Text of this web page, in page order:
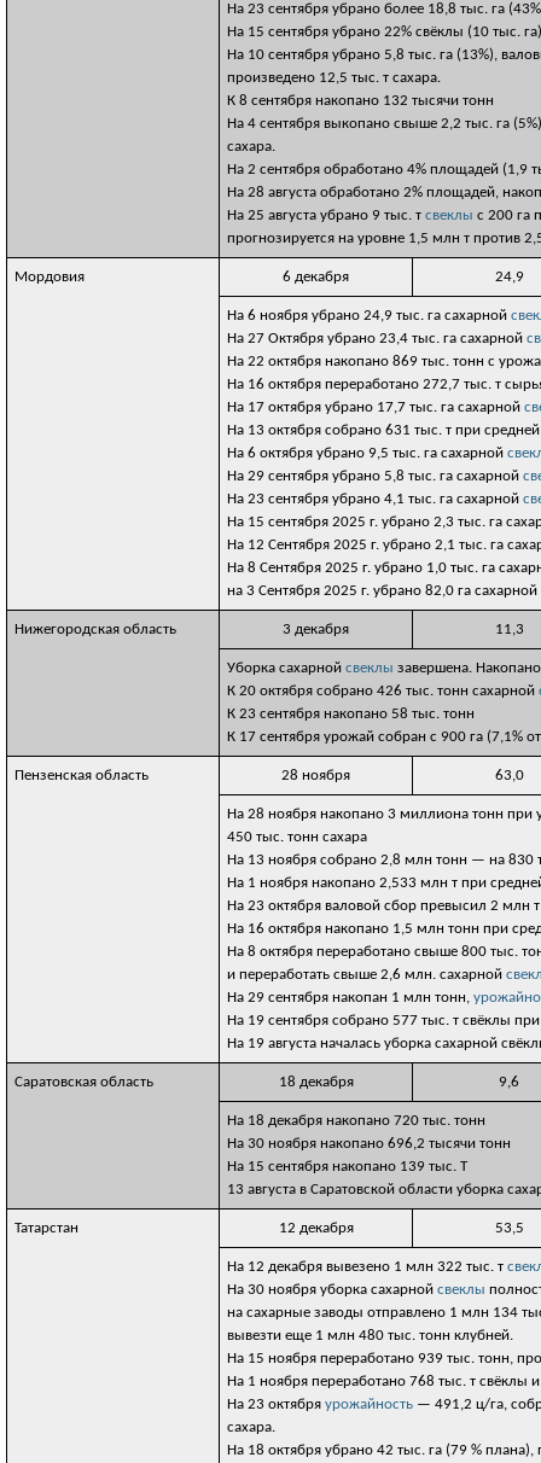
На 23 сентября убрано более 18,8 тыс. га
На 15 сентября убрано 22% свёклы (10 тыс.
На 10 сентября убрано 5,8 тыс. га (13%),
произведено 12,5 тыс. т сахара.
К 8 сентября накопано 132 тысячи тонн
На 4 сентября выкопано свыше 2,2 тыс. га
сахара.
На 2 сентября обработано 4% площадей (1,9
На 28 августа обработано 2% площадей,
На 25 августа убрано 9 тыс. т свеклы с 200 га
прогнозируется на уровне 1,5 млн т против
Мордовия 6 декабря 24,9
На 6 ноября убрано 24,9 тыс. га сахарной
На 27 Октября убрано 23,4 тыс. га сахарной
На 22 октября накопано 869 тыс. тонн с
На 16 октября переработано 272,7 тыс. т
На 17 октября убрано 17,7 тыс. га сахарной
На 13 октября собрано 631 тыс. т при
На 6 октября убрано 9,5 тыс. га сахарной
На 29 сентября убрано 5,8 тыс. га сахарной
На 23 сентября убрано 4,1 тыс. га сахарной
На 15 сентября 2025 г. убрано 2,3 тыс. га
На 12 Сентября 2025 г. убрано 2,1 тыс. га
На 8 Сентября 2025 г. убрано 1,0 тыс. га
на 3 Сентября 2025 г. убрано 82,0 га сахарной
Нижегородская область 3 декабря 11,3
Уборка сахарной свеклы завершена.
К 20 октября собрано 426 тыс. тонн сахарной
К 23 сентября накопано 58 тыс. тонн
К 17 сентября урожай собран с 900 га (7,1%
Пензенская область 28 ноября 63,0
На 28 ноября накопано 3 миллиона тонн при
450 тыс. тонн сахара
На 13 ноября собрано 2,8 млн тонн — на 830
На 1 ноября накопано 2,533 млн т при
На 23 октября валовой сбор превысил 2 млн
На 16 октября накопано 1,5 млн тонн при
На 8 октября переработано свыше 800 тыс.
и переработать свыше 2,6 млн. сахарной
На 29 сентября накопан 1 млн тонн,
На 19 сентября собрано 577 тыс. т свёклы
На 19 августа началась уборка сахарной
Саратовская область 18 декабря 9,6
На 18 декабря накопано 720 тыс. тонн
На 30 ноября накопано 696,2 тысячи тонн
На 15 сентября накопано 139 тыс. Т
13 августа в Саратовской области уборка
Татарстан 12 декабря 53,5
На 12 декабря вывезено 1 млн 322 тыс. т
На 30 ноября уборка сахарной свеклы
на сахарные заводы отправлено 1 млн 134
вывезти еще 1 млн 480 тыс. тонн клубней.
На 15 ноября переработано 939 тыс. тонн,
На 1 ноября переработано 768 тыс. т свёклы
На 23 октября урожайность — 491,2 ц/га,
сахара.
На 18 октября убрано 42 тыс. га (79 %